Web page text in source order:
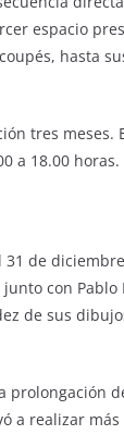
espacio
hasta
tres meses.
a 18.00
de
con Pablo
de sus
prolongación
a realizar